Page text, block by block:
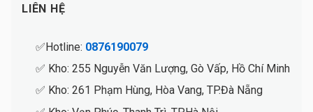
LIÊN HỆ
✅Hotline: 0876190079
✅ Kho: 255 Nguyễn Văn Lượng, Gò Vấp, Hồ Chí Minh
✅ Kho: 261 Phạm Hùng, Hòa Vang, TP.Đà Nẵng